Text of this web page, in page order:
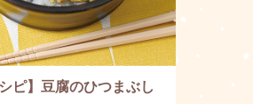
ピ】豆腐のひつまぶし